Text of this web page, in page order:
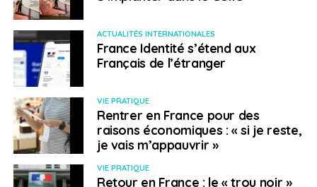
ACTUALITÉS INTERNATIONALES
France Identité s’étend aux
Français de l’étranger
VIE PRATIQUE
Rentrer en France pour des
raisons économiques : « si je reste,
je vais m’appauvrir »
VIE PRATIQUE
Retour en France : le « trou noir »